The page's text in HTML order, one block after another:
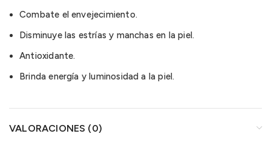
Combate el envejecimiento.
Disminuye las estrías y manchas en la piel.
Antioxidante.
Brinda energía y luminosidad a la piel.
VALORACIONES (0)